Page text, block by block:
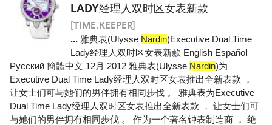
LADY经理人双时区女表新款
[TIME.KEEPER]
... 雅典表(Ulysse Nardin)Executive Dual Time
Lady经理人双时区女表新款 English Español
Pусский 簡體中文 12月 2012 雅典表(Ulysse Nardin)为
Executive Dual Time Lady经理人双时区女表推出全新表款 ，
让女士们可与她们的男伴拥有相同步伐 。 雅典表为Executive
Dual Time Lady经理人双时区女表推出全新表款 ， 让女士们可
与她们的男伴拥有相同步伐 。 作为一个著名钟表制造商 ， 绝